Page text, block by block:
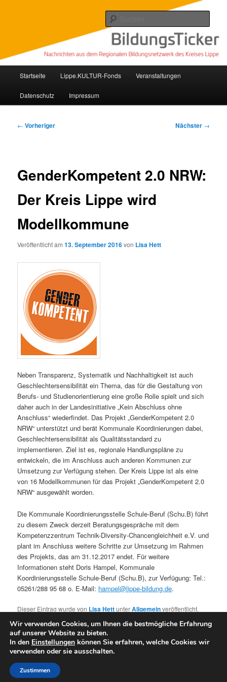
Lippe Bildungsticker
Nachrichten aus dem regionalen Bildungsnetzwerk des Kreises Lippe
Startseite Lippe.KULTUR-Fonds Veranstaltungen
Datenschutz Impressum
Beitragsnavigation
← Vorheriger Nächster →
GenderKompetent 2.0 NRW:
Der Kreis Lippe wird
Modellkommune
Veröffentlicht am13. September 2016von Lisa Hett
Neben Transparenz, Systematik und Nachhaltigkeit ist auch
Geschlechtersensibilität ein Thema, das für die Gestaltung von
Berufs- und Studienorientierung eine große Rolle spielt und sich
daher auch in der Landesinitiative „Kein Abschluss ohne
Anschluss“ wiederfindet. Das Projekt „GenderKompetent 2.0
NRW“ unterstützt und berät Kommunale Koordinierungen dabei,
Geschlechtersensibilität als Qualitätsstandard zu
implementieren. Ziel ist es, regionale Handlungspläne zu
entwickeln, die im Anschluss auch anderen Kommunen zur
Umsetzung zur Verfügung stehen. Der Kreis Lippe ist als eine
von 16 Modellkommunen für das Projekt „GenderKompetent 2.0
NRW“ ausgewählt worden.
Die Kommunale Koordinierungsstelle Schule-Beruf (Schu.B) führt
zu diesem Zweck derzeit Beratungsgespräche mit dem
Kompetenzzentrum Technik-Diversity-Chancengleichheit e.V. und
plant im Anschluss weitere Schritte zur Umsetzung im Rahmen
des Projekts, das am 31.12.2017 endet. Für weitere
Informationen steht Doris Hampel, Kommunale
Koordinierungsstelle Schule-Beruf (Schu.B), zur Verfügung: Tel.:
05261/288 95 68 o. E-Mail: hampel@lippe-bildung.de.
Dieser Eintrag wurde von Lisa HettunterAllgemeinveröffentlicht.
Mit Stolz präsentiert von WordPress
Wir verwenden Cookies, um Ihnen die bestmögliche Erfahrung
auf unserer Website zu bieten.
In den Einstellungen können Sie erfahren, welche Cookies wir
verwenden oder sie ausschalten.
Zustimmen